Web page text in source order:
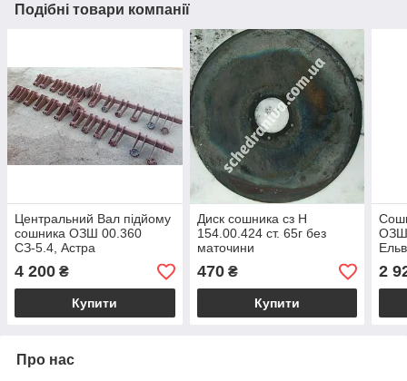
Подібні товари компанії
Центральний Вал підйому
сошника ОЗШ 00.360
СЗ-5.4, Астра
4 200 ₴
Купити
Диск сошника сз Н
154.00.424 ст. 65г без
маточини
470₴
Купити
ОЗШ
СЗ,
2
Про нас